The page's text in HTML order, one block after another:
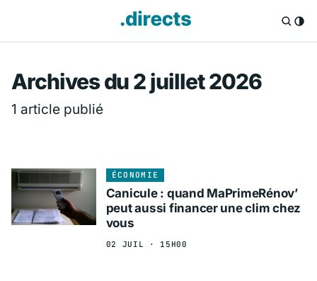
Directs.fr —
Archives du 2 juillet 2026
1 article publié
ÉCONOMIE
Canicule : quand MaPrimeRénov’
peut aussi financer une clim chez
vous
02 JUIL · 15H00